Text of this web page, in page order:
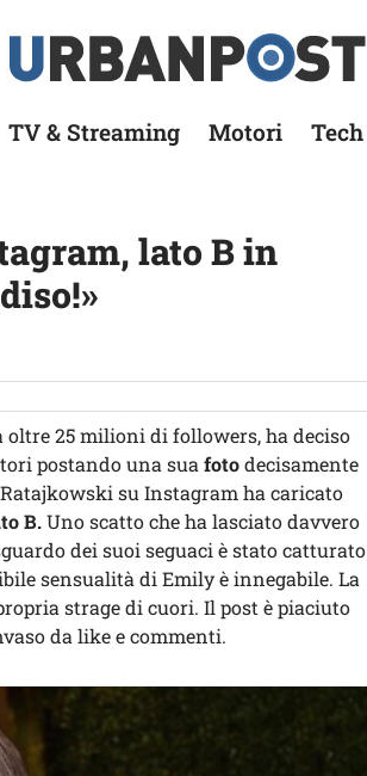
TV & Streaming Motori Tech
lato B in
oltre 25 milioni di followers, ha deciso
postando una sua fotodecisamente
su Instagram ha caricato
B.Uno scatto che ha lasciato davvero
dei suoi seguaci è stato catturato
sensualità di Emily è innegabile. La
strage di cuori. Il post è piaciuto
da like e commenti.